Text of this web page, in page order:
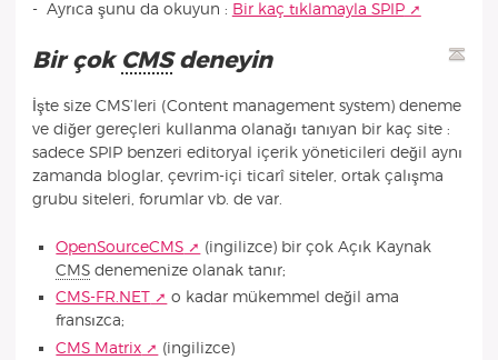
- Ayrıca şunu da okuyun : Bir kaç tıklamayla SPIP
Bir çok CMSdeneyin
İşte size CMS’leri (Content management system) deneme
ve diğer gereçleri kullanma olanağı tanıyan bir kaç site :
sadece SPIP benzeri editoryal içerik yöneticileri değil aynı
zamanda bloglar, çevrim-içi ticarî siteler, ortak çalışma
grubu siteleri, forumlar vb. de var.
OpenSourceCMS
(ingilizce) bir çok Açık Kaynak
CMS denemenize olanak tanır;
CMS-FR.NET
o kadar mükemmel değil ama
fransızca;
CMS Matrix
(ingilizce)